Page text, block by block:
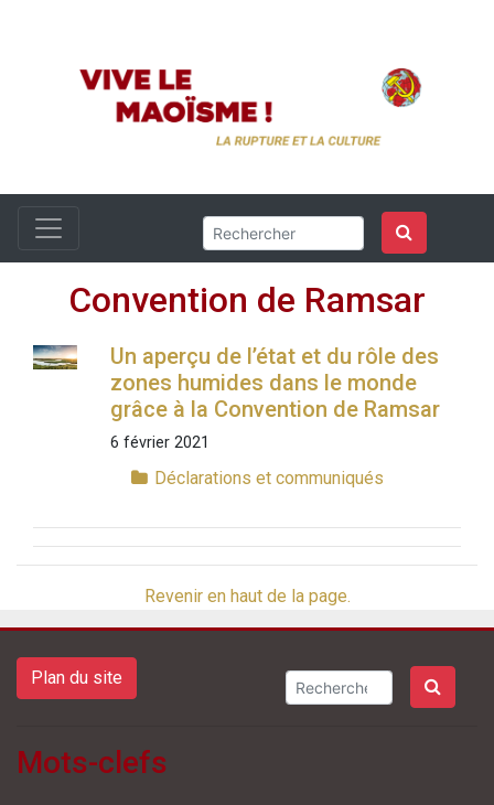
Convention de Ramsar
Un aperçu de l’état et du rôle des
zones humides dans le monde
grâce à la Convention de Ramsar
6 février 2021
Déclarations et communiqués
Revenir en haut de la page.
Plan du site
Mots-clefs